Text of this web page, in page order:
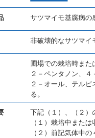
サツマイモ基腐病の
非破壊的なサツマイ
圃場での栽培時ま
２－ペンタノン、
２－オール、テル
る。
下記（１）、（２）
（１）栽培中また
（２）前記気体中